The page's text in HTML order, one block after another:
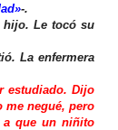
»-.
hijo. Le tocó su
La enfermera
estudiado. Dijo
me negué, pero
a que un niñito